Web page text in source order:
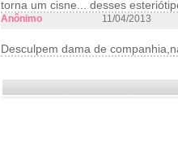
torna um cisne... desses
Anônimo 11/04/2013
Desculpem dama de